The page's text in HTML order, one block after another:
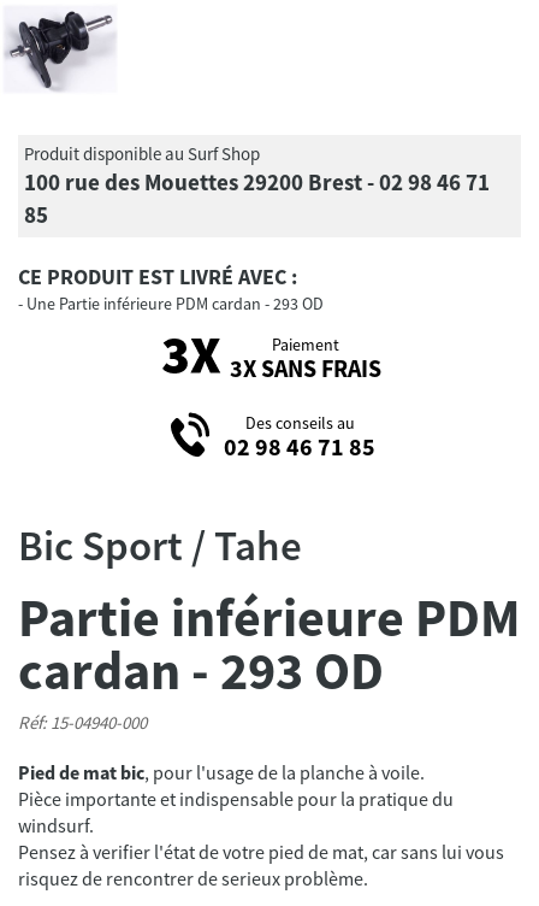
Produit disponible au Surf Shop
100 rue des Mouettes 29200 Brest - 02 98 46 71
85
CE PRODUIT EST LIVRÉ AVEC :
Une Partie inférieure PDM cardan - 293 OD
Paiement
3X SANS FRAIS
Des conseils au
02 98 46 71 85
Bic Sport / Tahe
Partie inférieure PDM
cardan - 293 OD
Réf: 15-04940-000
Pied de mat bic, pour l'usage de la planche à voile.
Pièce importante et indispensable pour la pratique du
windsurf.
Pensez à verifier l'état de votre pied de mat, car sans lui vous
risquez de rencontrer de serieux problème.